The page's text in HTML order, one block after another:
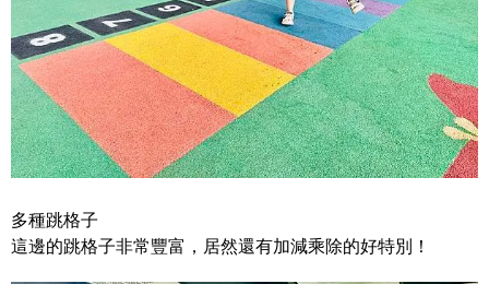
多種跳格子
這邊的跳格子非常豐富，居然還有加減乘除的好特別！